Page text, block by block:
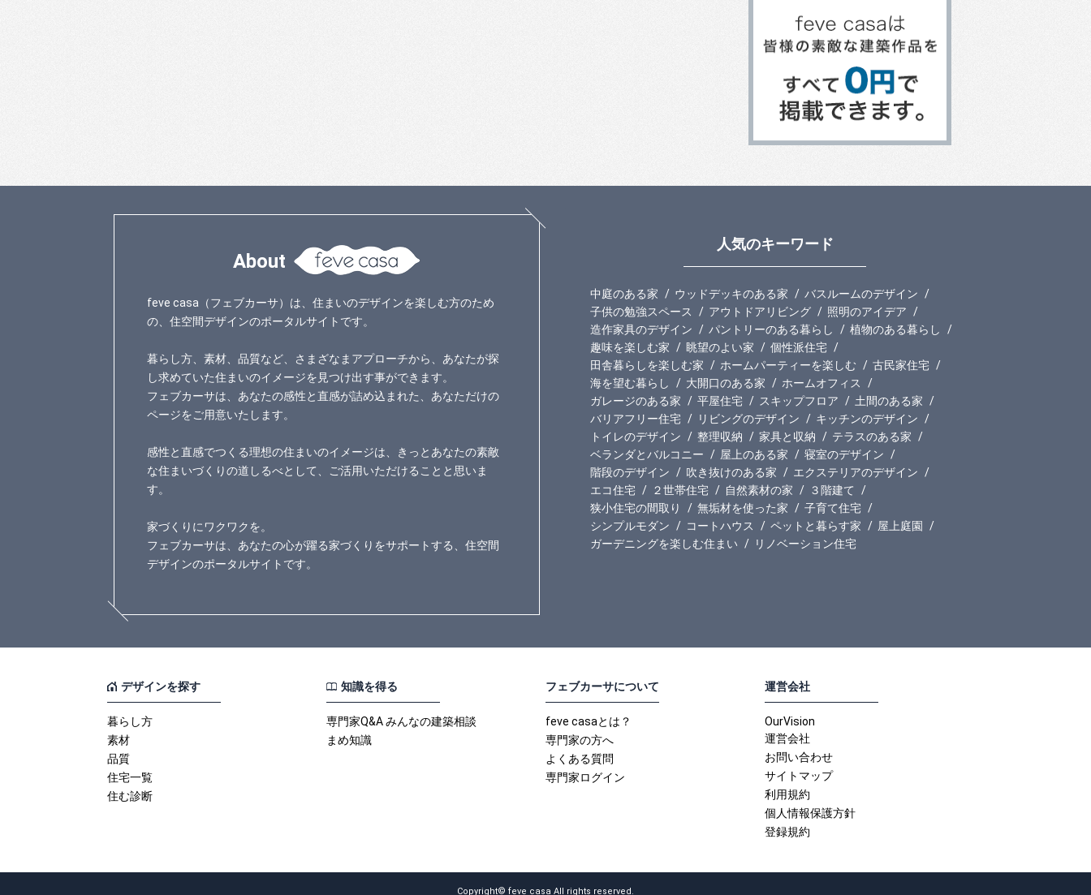
About
feve casa（フェブカーサ）は、住まいのデザインを楽しむ方のため
の、住空間デザインのポータルサイトです。
暮らし方、素材、品質など、さまざなまアプローチから、あなたが探
し求めていた住まいのイメージを見つけ出す事ができます。
フェブカーサは、あなたの感性と直感が詰め込まれた、あなただけの
ページをご用意いたします。
感性と直感でつくる理想の住まいのイメージは、きっとあなたの素敵
な住まいづくりの道しるべとして、ご活用いただけることと思いま
す。
家づくりにワクワクを。
フェブカーサは、あなたの心が躍る家づくりをサポートする、住空間
デザインのポータルサイトです。
人気のキーワード
中庭のある家 ウッドデッキのある家
バスルームのデザイン
子供の勉強スペース
アウトドアリビング
照明のアイデア
造作家具のデザイン
パントリーのある暮らし
植物のある暮らし
趣味を楽しむ家
眺望のよい家
個性派住宅
田舎暮らしを楽しむ家
ホームパーティーを楽しむ
古民家住宅
海を望む暮らし
大開口のある家
ホームオフィス
ガレージのある家
平屋住宅 スキップフロア
土間のある家
バリアフリー住宅
リビングのデザイン
キッチンのデザイン
トイレのデザイン
整理収納 家具と収納
テラスのある家
ベランダとバルコニー
屋上のある家
寝室のデザイン
階段のデザイン
吹き抜けのある家
エクステリアのデザイン
エコ住宅
２世帯住宅 自然素材の家
３階建て
狭小住宅の間取り
無垢材を使った家
子育て住宅
シンプルモダン
コートハウス ペットと暮らす家
屋上庭園
ガーデニングを楽しむ住まい
リノベーション住宅
デザインを探す
暮らし方
素材
品質
住宅一覧
住む診断
知識を得る
専門家Q&A みんなの建築相談
まめ知識
フェブカーサについて
feve casaとは？
専門家の方へ
よくある質問
専門家ログイン
運営会社
OurVision
運営会社
お問い合わせ
サイトマップ
利用規約
個人情報保護方針
登録規約
Copyright© feve casa All rights reserved.